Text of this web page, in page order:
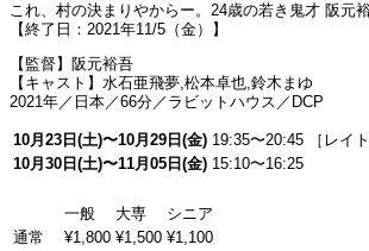
これ、村の決まりやからー。24歳の若き鬼才 阪元
【終了日：2021年11/5（金）】
【監督】阪元裕吾
【キャスト】水石亜飛夢,松本卓也,鈴木まゆ
2021年／日本／66分／ラビットハウス／DCP
10月23日(土)〜10月29日(金) 19:35〜20:45 ［レイト
10月30日(土)〜11月05日(金) 15:10〜16:25
一般 大専
シニア
通常
¥1,800 ¥1,500 ¥1,100